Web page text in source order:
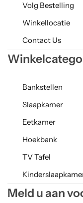
Volg Bestelling
Winkellocatie
Contact Us
Bankstellen
Slaapkamer
Eetkamer
Hoekbank
TV Tafel
Meld u aan